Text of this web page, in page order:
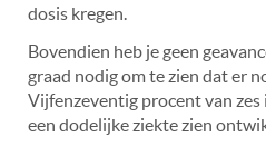
dosis kregen.
Bovendien heb je geen
graad nodig om te zien dat er
Vijfenzeventig procent van zes
een dodelijke ziekte zien